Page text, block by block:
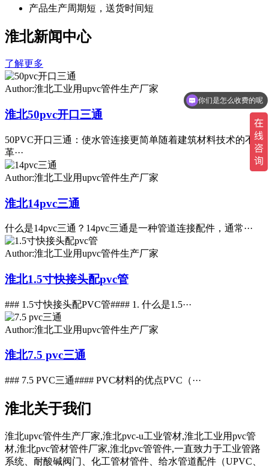
产品生产周期短，送货时间短
淮北新闻中心
了解更多
Author:淮北工业用upvc管件生产厂家
淮北50pvc开口三通
50PVC开口三通：使水管连接更简单随着建筑材料技术的不断
革···
Author:淮北工业用upvc管件生产厂家
淮北14pvc三通
什么是14pvc三通？14pvc三通是一种管道连接配件，通常···
Author:淮北工业用upvc管件生产厂家
淮北1.5寸快接头配pvc管
### 1.5寸快接头配PVC管#### 1. 什么是1.5···
Author:淮北工业用upvc管件生产厂家
淮北7.5 pvc三通
### 7.5 PVC三通#### PVC材料的优点PVC（···
淮北关于我们
淮北upvc管件生产厂家,淮北pvc-u工业管材,淮北工业用pvc管
材,淮北pvc管材管件厂家,淮北pvc管管件,一直致力于工业管路
系统、耐酸碱阀门、化工管材管件、给水管道配件（UPVC、
你们是怎么收费的呢